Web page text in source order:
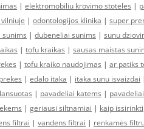
| elektromobiliu krovimo stoteles |
| odontologijos klinika | super
sunims | dubeneliai sunims | sunu
| tofu kraikas | sausas maistas
| tofu kraiko naudojimas | ar patiks
| edalo itaka | itaka sunu isvaizdai
| pavadeliai katems |
| geriausi siltnamiai | kaip issirinkti
filtrai | vandens filtrai | renkamės